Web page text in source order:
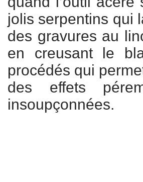
jolis serpentins qui
des gravures au
en creusant le
procédés qui
des effets
insoupçonnées.